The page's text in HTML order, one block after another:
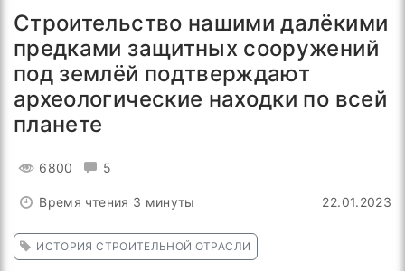
Строительство нашими далёкими
предками защитных сооружений
под землёй подтверждают
археологические находки по всей
планете
6800 5
Время чтения 3 минуты 22.01.2023
ИСТОРИЯ СТРОИТЕЛЬНОЙ ОТРАСЛИ